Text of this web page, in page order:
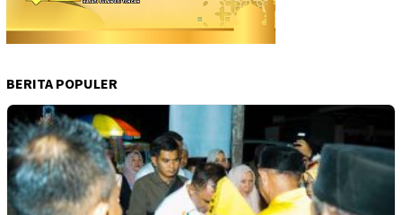
BERITA POPULER